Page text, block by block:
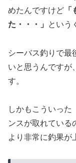
めたんですけど
た・・・」
という
シーバス釣りで最
いと思うんですが
す。
しかもこういった
ンスが取れている
より非常に釣果が